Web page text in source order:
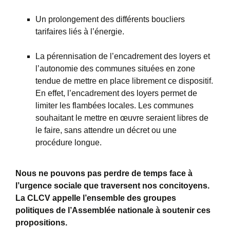
Un prolongement des différents boucliers
tarifaires liés à l’énergie.
La pérennisation de l’encadrement des loyers et
l’autonomie des communes situées en zone
tendue de mettre en place librement ce dispositif.
En effet, l’encadrement des loyers permet de
limiter les flambées locales. Les communes
souhaitant le mettre en œuvre seraient libres de
le faire, sans attendre un décret ou une
procédure longue.
Nous ne pouvons pas perdre de temps face à
l’urgence sociale que traversent nos concitoyens.
La CLCV appelle l’ensemble des groupes
politiques de l’Assemblée nationale à soutenir ces
propositions.